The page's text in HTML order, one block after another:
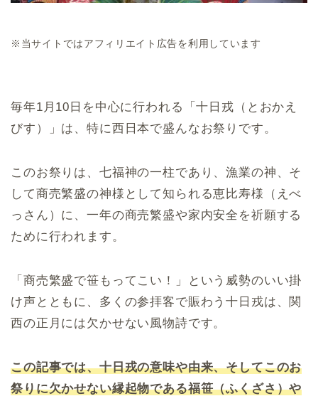
※当サイトではアフィリエイト広告を利用しています
毎年1月10日を中心に行われる「十日戎（とおかえ
びす）」は、特に西日本で盛んなお祭りです。
このお祭りは、七福神の一柱であり、漁業の神、そ
して商売繁盛の神様として知られる恵比寿様（えべ
っさん）に、一年の商売繁盛や家内安全を祈願する
ために行われます。
「商売繁盛で笹もってこい！」という威勢のいい掛
け声とともに、多くの参拝客で賑わう十日戎は、関
西の正月には欠かせない風物詩です。
この記事では、十日戎の意味や由来、そしてこのお
祭りに欠かせない縁起物である福笹（ふくざさ）や